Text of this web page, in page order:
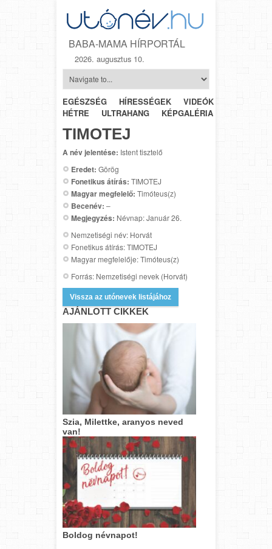
BABA-MAMA HÍRPORTÁL
2026. augusztus 10.
EGÉSZSÉG HÍRESSÉGEK VIDEÓK
HÉTRŐL-
HÉTRE
ULTRAHANG KÉPGALÉRIA
TIMOTEJ
A név jelentése: Istent tisztelő
Eredet: Görög
Fonetikus átírás: TIMOTEJ
Magyar megfelelő: Timóteus(z)
Becenév: –
Megjegyzés: Névnap: Január 26.
Nemzetiségi név: Horvát
Fonetikus átírás: TIMOTEJ
Magyar megfelelője: Timóteus(z)
Forrás: Nemzetiségi nevek (Horvát)
Vissza az utónevek listájához
AJÁNLOTT CIKKEK
Szia, Milettke, aranyos neved
van!
Boldog névnapot!